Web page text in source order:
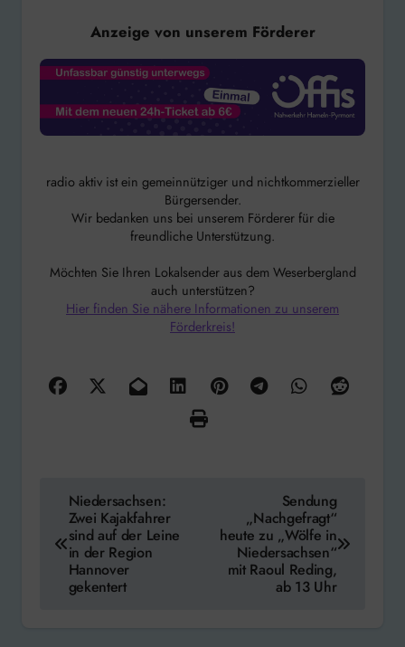
Anzeige von unserem Förderer
radio aktiv ist ein gemeinnütziger und nichtkommerzieller
Bürgersender.
Wir bedanken uns bei unserem Förderer für die
freundliche Unterstützung.
Möchten Sie Ihren Lokalsender aus dem Weserbergland
auch unterstützen?
Hier finden Sie nähere Informationen zu unserem
Förderkreis!
Beitragsnavigation
Niedersachsen:
Zwei Kajakfahrer
sind auf der Leine
in der Region
Hannover
gekentert
Sendung
„Nachgefragt“
heute zu „Wölfe in
Niedersachsen“
mit Raoul Reding,
ab 13 Uhr